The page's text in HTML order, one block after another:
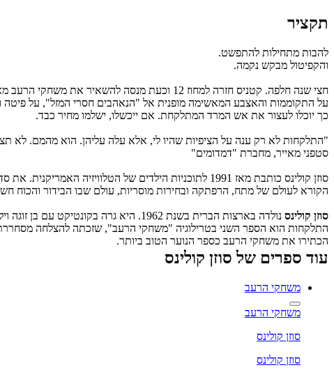
תקציר
להבות מתחילות להתפשט.
והקפיטול מבקש נקמה.
חצי שנה חלפה. קטניס חזרה למחוז 12 וכעת
על התקוממות והאצבע המאשימה מופנית אל "הנאהבים חסרי המזל", על פיטה
כך יוכלו לעצור את אש המרד המתלקחת. אם ייכשלו, ישלמו מחיר כבד.
"התלקחות לא רק ענה על הציפיות שהיו לי, אלא עלה עליהן. הוא מהמם. לא
סטפני מאייר, מחברת "דמדומים"
סוזן קולינס כותבת מאז 1991 לתוכניות הילדים של
הקורא לעולם של מתח, הרפתקה ובחירות מוסריות, עולם שבו הבידור
סוזן קולינס נולדה בארצות הברית בשנת 1962. היא גרה בקונטיקט עם בן זוגה וילדיה, ועם זוג חתולי רחוב מאומצים.
התלקחות הוא הספר השני בטרילוגיה "משחקי הרעב", שזכתה להצלחה מסחררת
הכתירו את משחקי הרעב כספר הנוער הטוב ביותר.
עוד ספרים של סוזן קולינס
משחקי הרעב
משחקי הרעב
סוזן קולינס
סוזן קולינס